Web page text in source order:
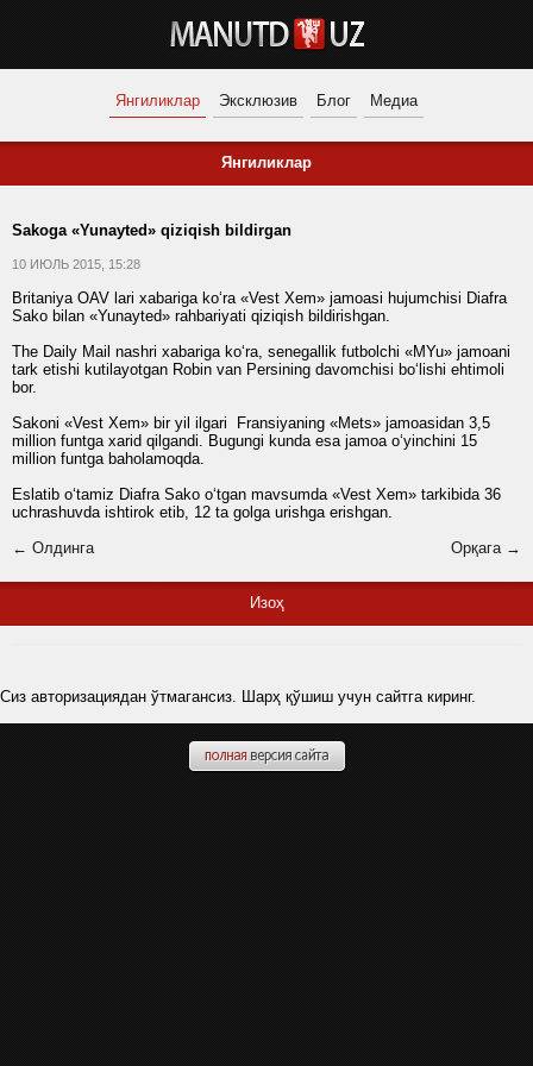
Янгиликлар Эксклюзив Блог Медиа
Янгиликлар
Sakoga «Yunayted» qiziqish bildirgan
10 ИЮЛЬ 2015, 15:28
Britaniya OAV lari xabariga ko‘ra «Vest Xem» jamoasi hujumchisi Diafra
Sako bilan «Yunayted» rahbariyati qiziqish bildirishgan.
The Daily Mail nashri xabariga ko‘ra, senegallik futbolchi «MYu» jamoani
tark etishi kutilayotgan Robin van Persining davomchisi bo‘lishi ehtimoli
bor.
Sakoni «Vest Xem» bir yil ilgari Fransiyaning «Mets» jamoasidan 3,5
million funtga xarid qilgandi. Bugungi kunda esa jamoa o‘yinchini 15
million funtga baholamoqda.
Eslatib o‘tamiz Diafra Sako o‘tgan mavsumda «Vest Xem» tarkibida 36
uchrashuvda ishtirok etib, 12 ta golga urishga erishgan.
← Олдинга
Орқага →
Изоҳ
Сиз авторизациядан ўтмагансиз. Шарҳ қўшиш учун сайтга киринг.